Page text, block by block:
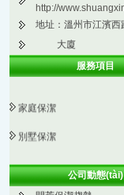
http://
地址：溫州市江濱西
大廈
服務項目
家庭保潔
別墅保潔
保潔用品
外墻清洗
公司動態(tài)